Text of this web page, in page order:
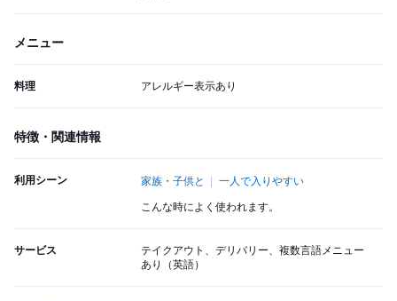
メニュー
料理 アレルギー表示あり
特徴・関連情報
利用シーン 家族・子供と 一人で入りやすい
こんな時によく使われます。
サービス
テイクアウト、デリバリー、複数言語メニュー
あり（英語）